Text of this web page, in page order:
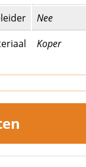
Nee
Koper
Nee